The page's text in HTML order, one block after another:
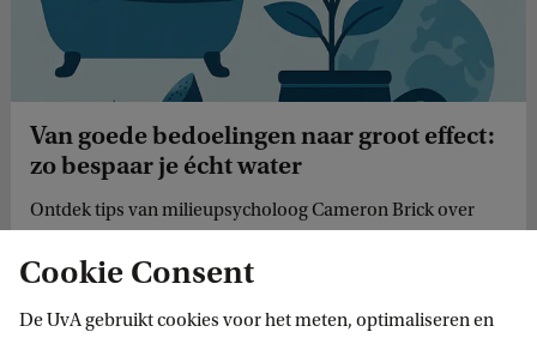
Van goede bedoelingen naar groot effect:
zo bespaar je écht water
Ontdek tips van milieupsycholoog Cameron Brick over
slim wasmiddelgebruik.
Cookie Consent
De UvA gebruikt cookies voor het meten, optimaliseren en